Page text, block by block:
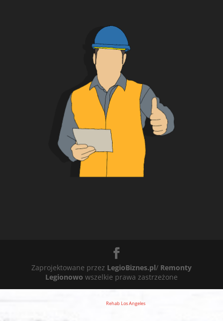
Zaprojektowane przez LegioBiznes.pl/ Remonty
Legionowo wszelkie prawa zastrzeżone
Rehab Los Angeles